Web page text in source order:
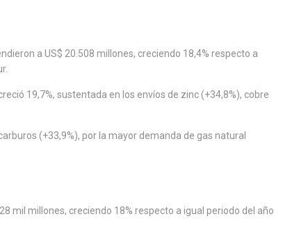
a US$ 20.508 millones, creciendo 18,4% respecto a
19,7%, sustentada en los envíos de zinc (+34,8%), cobre
(+33,9%), por la mayor demanda de gas natural
mil millones, creciendo 18% respecto a igual periodo del año